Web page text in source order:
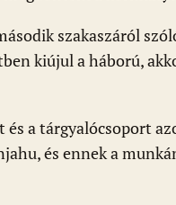
szakaszáról
kiújul a háború,
a tárgyalócsoport
és ennek a